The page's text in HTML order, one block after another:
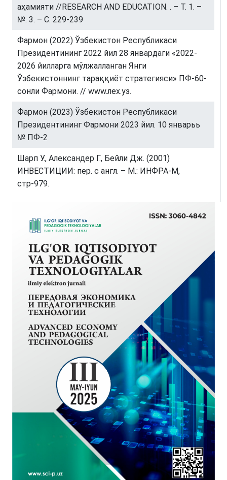
аҳамияти //RESEARCH AND EDUCATION. . – Т. 1. –
№. 3. – С. 229-239
Фармон (2022) Ўзбекистон Республикаси
Президентининг 2022 йил 28 январдаги «2022-
2026 йилларга мўлжалланган Янги
Ўзбекистоннинг тараққиёт стратегияси» ПФ-60-
сонли Фармони. // www.лех.уз.
Фармон (2023) Ўзбекистон Республикаси
Президентининг Фармони 2023 йил. 10 январьь
№ ПФ-2
Шарп У., Александер Г., Бейли Дж. (2001)
ИНВЕСТИЦИИ: пер. с англ. – М.: ИНФРА-М,
стр-979.